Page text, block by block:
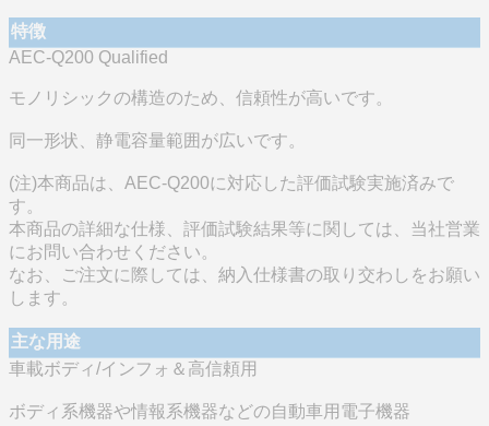
特徴
AEC-Q200 Qualified
モノリシックの構造のため、信頼性が高いです。
同一形状、静電容量範囲が広いです。
(注)本商品は、AEC-Q200に対応した評価試験実施済みで
す。
本商品の詳細な仕様、評価試験結果等に関しては、当社営業
にお問い合わせください。
なお、ご注文に際しては、納入仕様書の取り交わしをお願い
します。
主な用途
車載ボディ/インフォ＆高信頼用
ボディ系機器や情報系機器などの自動車用電子機器